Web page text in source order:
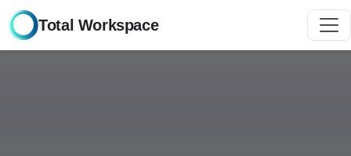
Total Workspace